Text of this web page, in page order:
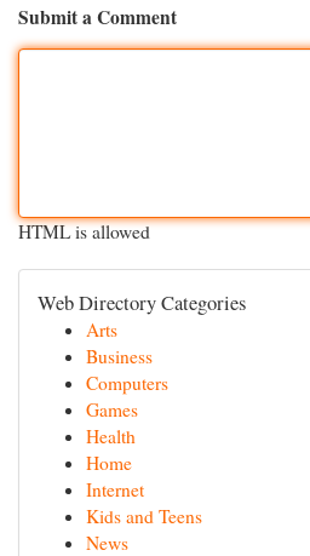
Submit a Comment
HTML is allowed
Web Directory Categories
Arts
Business
Computers
Games
Health
Home
Internet
Kids and Teens
News